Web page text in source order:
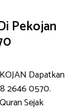
Pekojan
Dapatkan
2646 0570.
Sejak